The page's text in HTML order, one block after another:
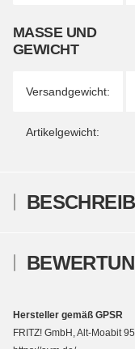
MASSE UND G
EWICHT
Versandgewicht:
Artikelgewicht:
Hersteller gemäß GPSR
FRITZ! GmbH, Alt-Moabit